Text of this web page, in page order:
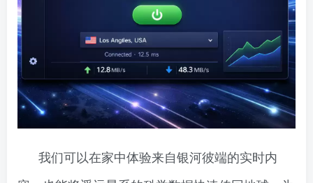
我们可以在家中体验来自银河彼端的实时内